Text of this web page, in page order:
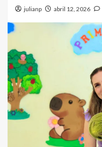
julianp abril 12, 2026